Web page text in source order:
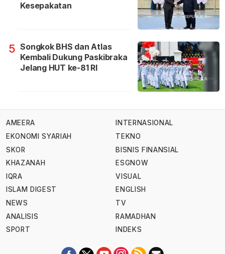
Kesepakatan
5 Songkok BHS dan Atlas
Kembali Dukung Paskibraka
Jelang HUT ke-81 RI
AMEERA
EKONOMI SYARIAH
SKOR
KHAZANAH
IQRA
ISLAM DIGEST
NEWS
ANALISIS
SPORT
INTERNASIONAL
TEKNO
BISNIS FINANSIAL
ESGNOW
VISUAL
ENGLISH
TV
RAMADHAN
INDEKS